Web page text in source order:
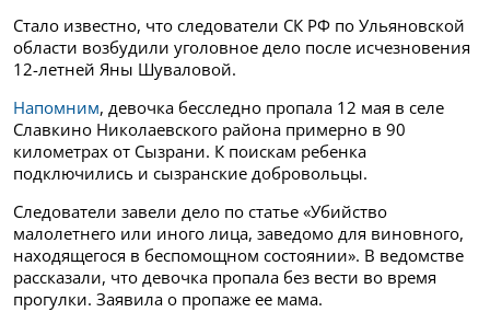
Стало известно, что следователи СК РФ по Ульяновской
области возбудили уголовное дело после исчезновения
12-летней Яны Шуваловой.
Напомним, девочка бесследно пропала 12 мая в селе
Славкино Николаевского района примерно в 90
километрах от Сызрани. К поискам ребенка
подключились и сызранские добровольцы.
Следователи завели дело по статье «Убийство
малолетнего или иного лица, заведомо для виновного,
находящегося в беспомощном состоянии». В ведомстве
рассказали, что девочка пропала без вести во время
прогулки. Заявила о пропаже ее мама.